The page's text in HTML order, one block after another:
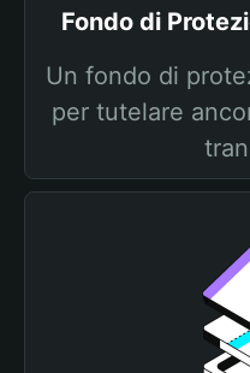
Fondo di
Un fondo di
per tutelare